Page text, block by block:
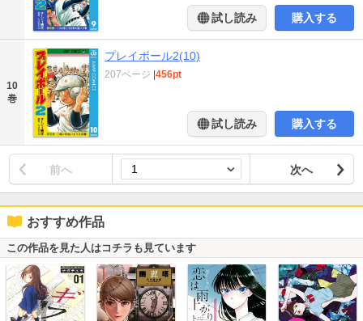
試し読み 購入する
10
巻
プレイボール2(10)
207ページ 456pt
試し読み 購入する
前へ 次へ
おすすめ作品
この作品を見た人はコチラも見ています